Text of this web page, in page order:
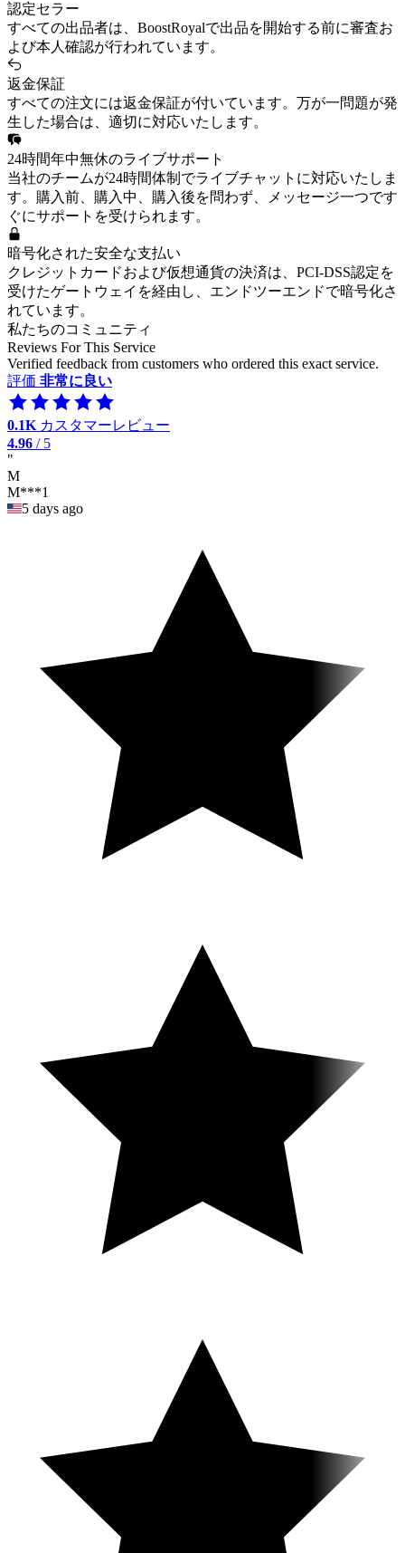
認定セラー
すべての出品者は、BoostRoyalで出品を開始する前に審査お
よび本人確認が行われています。
返金保証
すべての注文には返金保証が付いています。万が一問題が発
生した場合は、適切に対応いたします。
24時間年中無休のライブサポート
当社のチームが24時間体制でライブチャットに対応いたしま
す。購入前、購入中、購入後を問わず、メッセージ一つです
ぐにサポートを受けられます。
暗号化された安全な支払い
クレジットカードおよび仮想通貨の決済は、PCI-DSS認定を
受けたゲートウェイを経由し、エンドツーエンドで暗号化さ
れています。
私たちのコミュニティ
Reviews For This Service
Verified feedback from customers who ordered this exact service.
評価 非常に良い
0.1K カスタマーレビュー
4.96 / 5
"
M
M***1
5 days ago